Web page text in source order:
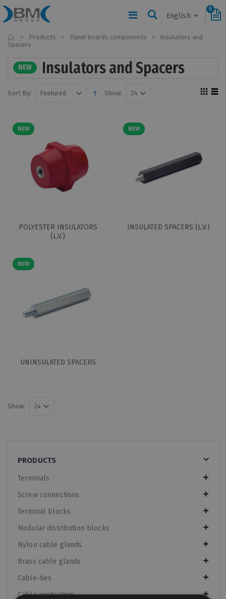
English
0
Home
Products Panel boards components
Insulators and
Spacers
NEW Insulators and Spacers
Sort By: Show:
NEW
POLYESTER INSULATORS
(L.V.)
NEW
INSULATED SPACERS (L.V.)
NEW
UNINSULATED SPACERS
Show:
PRODUCTS
Terminals
Screw connections
Terminal blocks
Modular distribution blocks
Nylon cable glands
Brass cable glands
Cable-ties
Cable protection